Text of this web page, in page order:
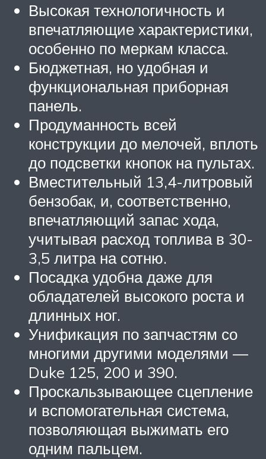
Высокая технологичность и
впечатляющие характеристики,
особенно по меркам класса.
Бюджетная, но удобная и
функциональная приборная
панель.
Продуманность всей
конструкции до мелочей, вплоть
до подсветки кнопок на пультах.
Вместительный 13,4-литровый
бензобак, и, соответственно,
впечатляющий запас хода,
учитывая расход топлива в 30-
3,5 литра на сотню.
Посадка удобна даже для
обладателей высокого роста и
длинных ног.
Унификация по запчастям со
многими другими моделями —
Duke 125, 200 и 390.
Проскальзывающее сцепление
и вспомогательная система,
позволяющая выжимать его
одним пальцем.